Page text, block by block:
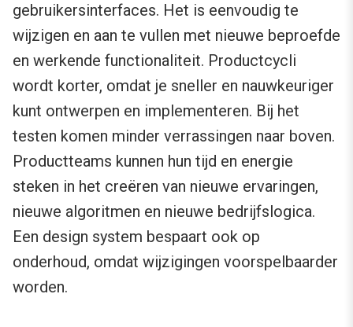
gebruikersinterfaces. Het is eenvoudig te
wijzigen en aan te vullen met nieuwe beproefde
en werkende functionaliteit. Productcycli
wordt korter, omdat je sneller en nauwkeuriger
kunt ontwerpen en implementeren. Bij het
testen komen minder verrassingen naar boven.
Productteams kunnen hun tijd en energie
steken in het creëren van nieuwe ervaringen,
nieuwe algoritmen en nieuwe bedrijfslogica.
Een design system bespaart ook op
onderhoud, omdat wijzigingen voorspelbaarder
worden.